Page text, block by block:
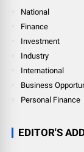
National
Finance
Investment
Industry
International
Business
Personal Finance
EDITOR'S